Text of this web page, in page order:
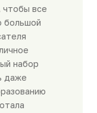
все
большой
набор
даже